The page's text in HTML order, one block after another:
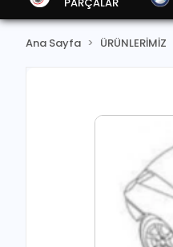
Ana Sayfa ÜRÜNLERİMİZ